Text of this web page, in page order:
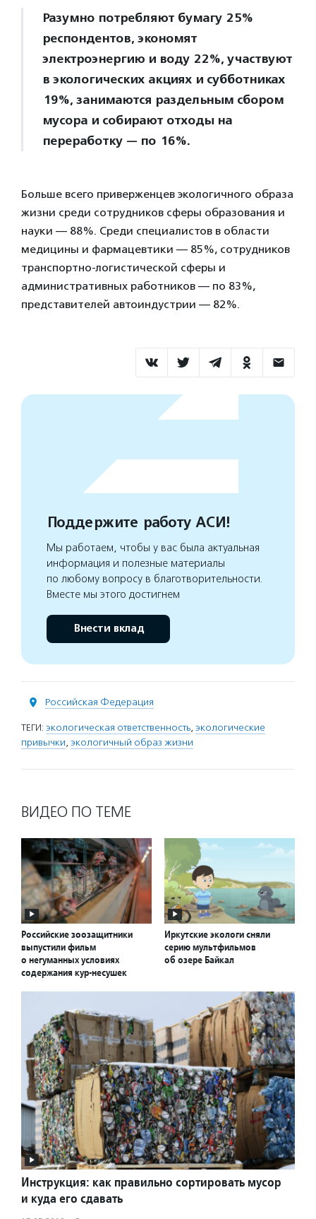
Разумно потребляют бумагу 25%
респондентов, экономят
электроэнергию и воду 22%, участвуют
в экологических акциях и субботниках
19%, занимаются раздельным сбором
мусора и собирают отходы на
переработку — по 16%.
Больше всего приверженцев экологичного образа
жизни среди сотрудников сферы образования и
науки — 88%. Среди специалистов в области
медицины и фармацевтики — 85%, сотрудников
транспортно-логистической сферы и
административных работников — по 83%,
представителей автоиндустрии — 82%.
Поддержите работу АСИ!
Мы работаем, чтобы у вас была актуальная
информация и полезные материалы
по любому вопросу в благотворительности.
Вместе мы этого достигнем
Внести вклад
Российская Федерация
ТЕГИ: экологическая ответственность, экологические
привычки, экологичный образ жизни
ВИДЕО ПО ТЕМЕ
Российские зоозащитники
выпустили фильм
о негуманных условиях
содержания кур-несушек
Иркутские экологи сняли
серию мультфильмов
об озере Байкал
Инструкция: как правильно сортировать мусор
и куда его сдавать